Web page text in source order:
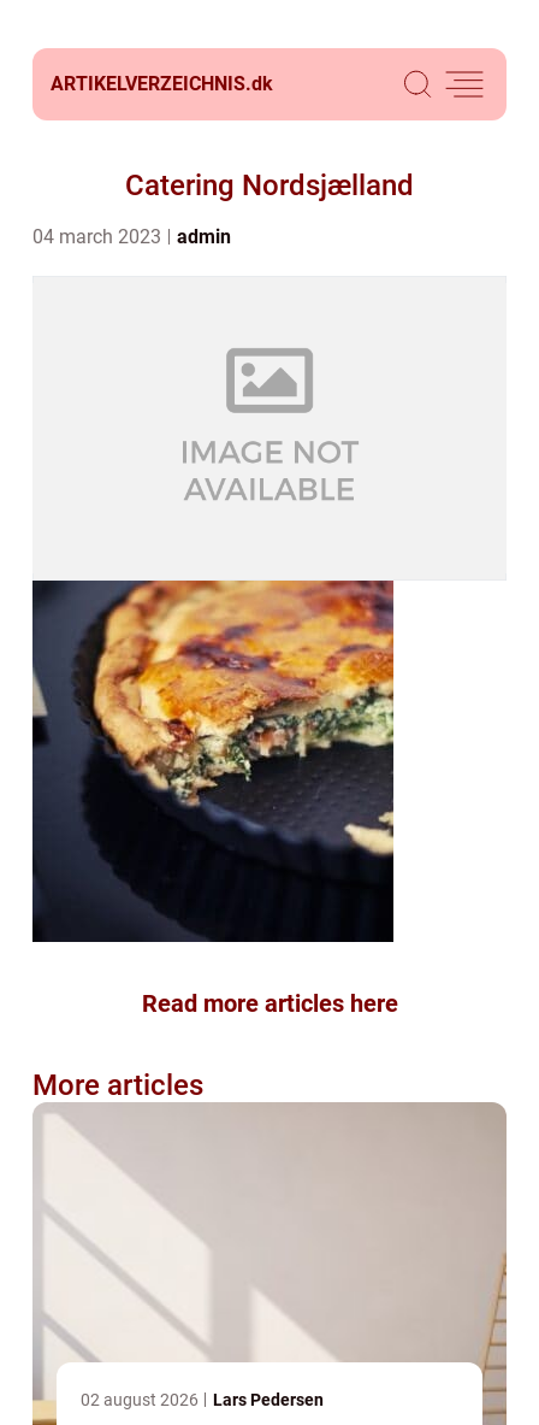
ARTIKELVERZEICHNIS.dk
Catering Nordsjælland
04 march 2023 admin
Read more articles here
More articles
02 august 2026 Lars Pedersen